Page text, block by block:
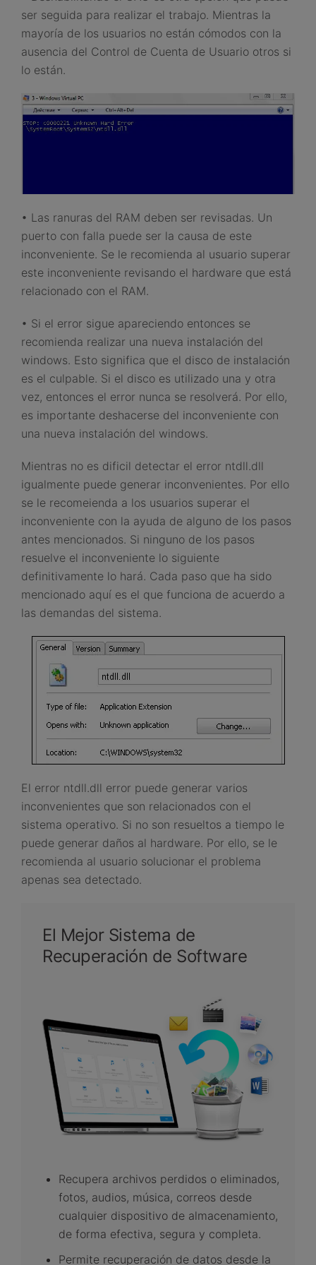
ser seguida para realizar el trabajo. Mientras la
mayoría de los usuarios no están cómodos con la
ausencia del Control de Cuenta de Usuario otros si
lo están.
• Las ranuras del RAM deben ser revisadas. Un
puerto con falla puede ser la causa de este
inconveniente. Se le recomienda al usuario superar
este inconveniente revisando el hardware que está
relacionado con el RAM.
• Si el error sigue apareciendo entonces se
recomienda realizar una nueva instalación del
windows. Esto significa que el disco de instalación
es el culpable. Si el disco es utilizado una y otra
vez, entonces el error nunca se resolverá. Por ello,
es importante deshacerse del inconveniente con
una nueva instalación del windows.
Mientras no es dificil detectar el error ntdll.dll
igualmente puede generar inconvenientes. Por ello
se le recomeienda a los usuarios superar el
inconveniente con la ayuda de alguno de los pasos
antes mencionados. Si ninguno de los pasos
resuelve el inconveniente lo siguiente
definitivamente lo hará. Cada paso que ha sido
mencionado aquí es el que funciona de acuerdo a
las demandas del sistema.
El error ntdll.dll error puede generar varios
inconvenientes que son relacionados con el
sistema operativo. Si no son resueltos a tiempo le
puede generar daños al hardware. Por ello, se le
recomienda al usuario solucionar el problema
apenas sea detectado.
El Mejor Sistema de
Recuperación de Software
Recupera archivos perdidos o eliminados,
fotos, audios, música, correos desde
cualquier dispositivo de almacenamiento,
de forma efectiva, segura y completa.
Permite recuperación de datos desde la